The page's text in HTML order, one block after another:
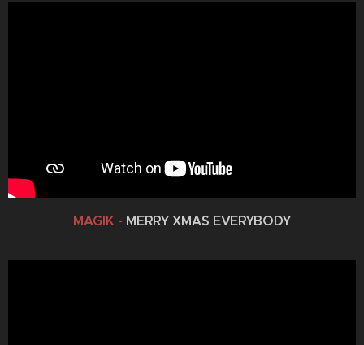
MAGIK - MERRY XMAS EVERYBODY